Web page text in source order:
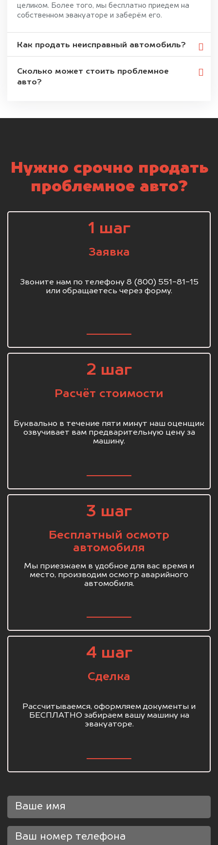
целиком. Более того, мы бесплатно приедем на
собственном эвакуаторе и заберём его.
Как продать неисправный автомобиль?
Сколько может стоить проблемное
авто?
Нужно срочно продать
проблемное авто?
1 шаг
Заявка
Звоните нам по телефону 8 (800) 551-81-15
или обращаетесь через форму.
2 шаг
Расчёт стоимости
Буквально в течение пяти минут наш оценщик
озвучивает вам предварительную цену за
машину.
3 шаг
Бесплатный осмотр
автомобиля
Мы приезжаем в удобное для вас время и
место, производим осмотр аварийного
автомобиля.
4 шаг
Сделка
Рассчитываемся, оформляем документы и
БЕСПЛАТНО забираем вашу машину на
эвакуаторе.